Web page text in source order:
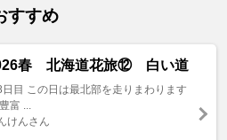
すすめ
春 北海道花旅⑫ 白い道
日目 この日は最北部を走りまわります
富 ...
けんさん